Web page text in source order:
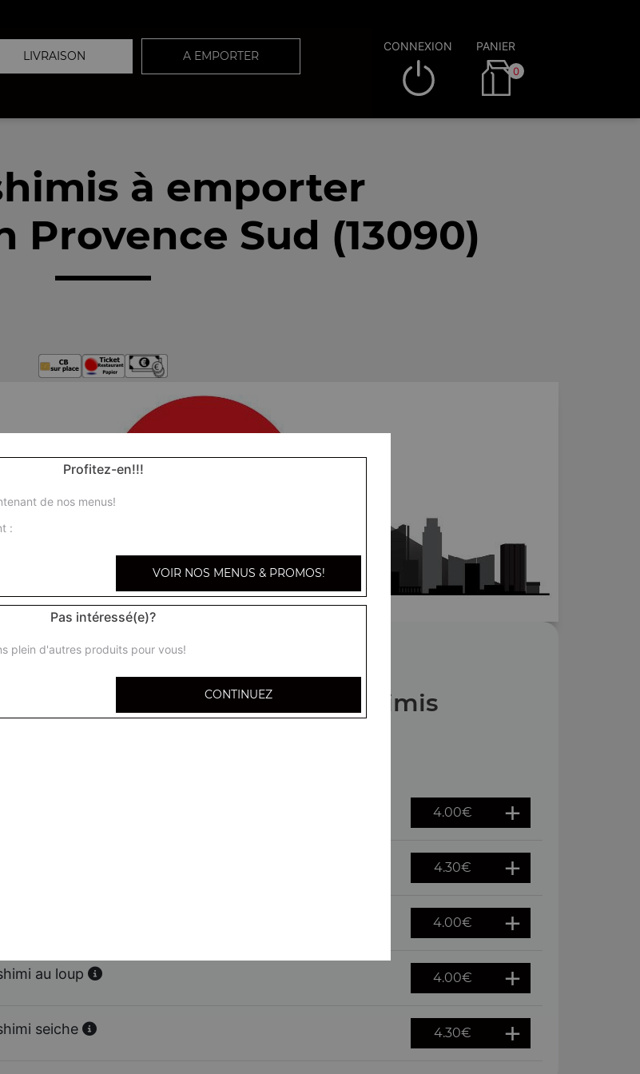
LIVRAISON A EMPORTER
CONNEXION PANIER
0
à emporter
Provence Sud (13090)
Nos Sashimis
4.00€
4.30€
4.00€
au loup 4.00€
seiche 4.30€
Profitez-en!!!
de nos menus!
:
VOIR NOS MENUS & PROMOS!
Pas intéressé(e)?
plein d'autres produits pour vous!
CONTINUEZ